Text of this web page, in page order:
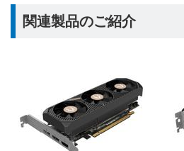
関連製品のご紹介